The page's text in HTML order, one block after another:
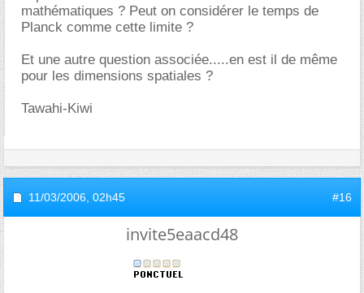
mathématiques ? Peut on considérer le temps de
Planck comme cette limite ?
Et une autre question associée.....en est il de même
pour les dimensions spatiales ?
Tawahi-Kiwi
11/03/2006, 02h45 #16
invite5eaacd48